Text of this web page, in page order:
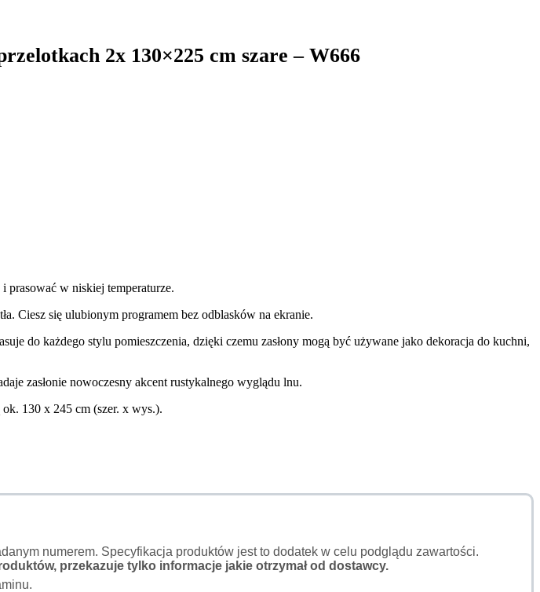
2x 130×225 cm szare – W666
prasować w niskiej temperaturze.
Ciesz się ulubionym programem bez odblasków na ekranie.
do każdego stylu pomieszczenia, dzięki czemu zasłony mogą być używane jako dekoracja do kuchni,
zasłonie nowoczesny akcent rustykalnego wyglądu lnu.
130 x 245 cm (szer. x wys.).
numerem. Specyfikacja produktów jest to dodatek w celu podglądu zawartości.
przekazuje tylko informacje jakie otrzymał od dostawcy.